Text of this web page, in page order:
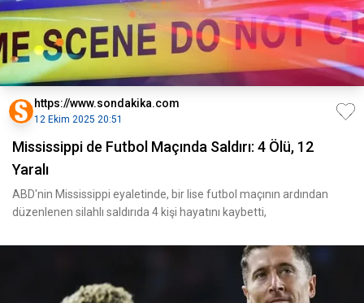
https://www.sondakika.com
12 Ekim 2025 20:51
Mississippi de Futbol Maçında Saldırı: 4 Ölü, 12
Yaralı
ABD'nin Mississippi eyaletinde, bir lise futbol maçının ardından
düzenlenen silahlı saldırıda 4 kişi hayatını kaybetti,